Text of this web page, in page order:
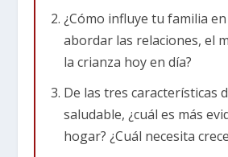
una familia que hace las cosas
diferente a la tuya? La realidad
conocemos lo que hemos visto,
defecto, trasladamos esta
matrimonios.
¿Cómo influye tu familia
abordar las relaciones, el
la crianza hoy en día?
De las tres características
saludable, ¿cuál es más
hogar? ¿Cuál necesita